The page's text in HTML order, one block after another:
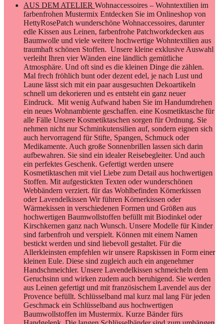
AUS DEM ATELIER Wohnaccessoires – Wohntextilien im
farbenfrohen Mustermix Entdecken Sie im Onlineshop von
HettyRosePatch wunderschöne Wohnaccessoires, darunter
edle Kissen aus Leinen, farbenfrohe Patchworkdecken aus
Baumwolle und viele weitere hochwertige Wohntextilien aus
traumhaft schönen Stoffen. Unsere kleine exklusive Auswahl
verleiht Ihren vier Wänden eine ländlich gemütliche
Atmosphäre. Und oft sind es die kleinen Dinge die zählen.
Mal frech fröhlich bunt oder dezent edel, je nach Lust und
Laune lässt sich mit ein paar ausgesuchten Dekoartikeln
schnell um dekorieren und es entsteht ein ganz neuer
Eindruck. Mit wenig Aufwand haben Sie im Handumdrehen
ein neues Wohnambiente geschaffen. eine Kosmetiktasche für
alle Fälle Unsere Kosmetiktaschen sorgen für Ordnung. Sie
nehmen nicht nur Schminkutensilien auf, sondern eignen sich
auch hervorragend für Stifte, Spangen, Schmuck oder
Medikamente. Auch große Sonnenbrillen lassen sich darin
aufbewahren. Sie sind ein idealer Reisebegleiter. Und auch
ein perfektes Geschenk. Gefertigt werden unsere
Kosmetiktaschen mit viel Liebe zum Detail aus hochwertigen
Stoffen. Mit aufgestickten Texten oder wunderschönen
Webbändern verziert. für das Wohlbefinden Körnerkissen
oder Lavendelkissen Wir führen Körnerkissen oder
Wärmekissen in verschiedenen Formen und Größen aus
hochwertigen Baumwollstoffen befüllt mit Biodinkel oder
Kirschkernen ganz nach Wunsch. Unsere Modelle für Kinder
sind farbenfroh und verspielt. Können mit einem Namen
bestickt werden und sind liebevoll gestaltet. Für die
Allerkleinsten empfehlen wir unsere Rapskissen in Form einer
kleinen Eule. Diese sind zugleich auch ein angenehmer
Handschmeichler. Unsere Lavendelkissen schmeicheln dem
Geruchsinn und wirken zudem auch beruhigend. Sie werden
aus Leinen gefertigt und mit französischem Lavendel aus der
Provence befüllt. Schlüsselband mal kurz mal lang Für jeden
Geschmack ein Schlüsselband aus hochwertigen
Baumwollstoffen im Mustermix. Kurze Bänder fürs